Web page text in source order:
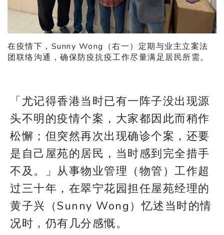
在疫情下，Sunny Wong（右一）定期与业主立案法
团联络沟通，确保防疫抗疫工作尽量满足居民所需。
「尤记得香港当时已有一阵子没出现源
头不明的疫情个案，大家都因此而稍作
松懈；但突然再次出现确诊个案，还要
是自己屋苑的居民，当时感到完全措手
不及。」从事物业管理（物管）工作超
过三十年，在翠宁花园担任屋苑经理的
黄子兴（Sunny Wong）忆述当时的情
况时，仍有几分感慨。